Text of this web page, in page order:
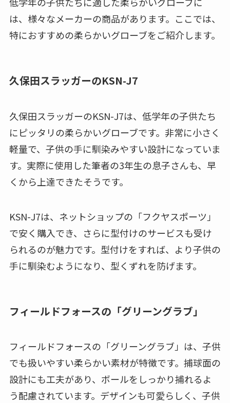
は、様々なメーカーの商品があります。ここでは、
特におすすめの柔らかいグローブをご紹介します。
久保田スラッガーのKSN-J7
久保田スラッガーのKSN-J7は、低学年の子供たち
にピッタリの柔らかいグローブです。非常に小さく
軽量で、子供の手に馴染みやすい設計になっていま
す。実際に使用した筆者の3年生の息子さんも、早
くから上達できたそうです。
KSN-J7は、ネットショップの「フクヤスポーツ」
で安く購入でき、さらに型付けのサービスも受け
られるのが魅力です。型付けをすれば、より子供の
手に馴染むようになり、型くずれを防げます。
フィールドフォースの「グリーングラブ」
フィールドフォースの「グリーングラブ」は、子供
でも扱いやすい柔らかい素材が特徴です。捕球面の
設計にも工夫があり、ボールをしっかり捕れるよ
う配慮されています。デザインも可愛らしく、子供